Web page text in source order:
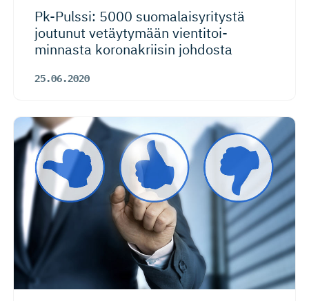
Pk-Pulssi: 5000 suomalaisy­ritystä
joutunut vetäytymään vientitoi­
minnasta koronakriisin johdosta
25.06.2020